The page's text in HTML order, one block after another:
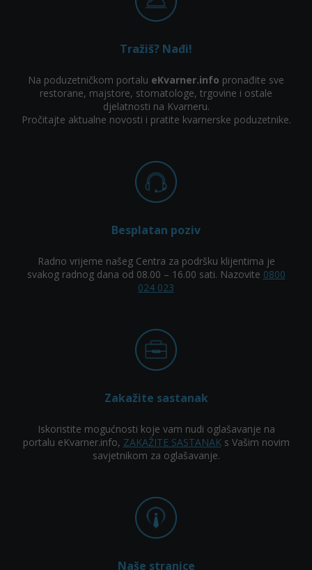
Tražiš? Nađi!
Na poduzetničkom portalu eKvarner.info pronađite sve
restorane, majstore, stomatologe, trgovine i ostale
djelatnosti na Kvarneru.
Pročitajte aktualne novosti i pratite kvarnerske poduzetnike.
Besplatan poziv
Radno vrijeme našeg Centra za podršku klijentima je
svakog radnog dana od 08.00 – 16.00 sati. Nazovite 0800
024 023
Zakažite sastanak
Iskoristite mogućnosti koje vam nudi oglašavanje na
portalu eKvarner.info, ZAKAŽITE SASTANAKs Vašim novim
savjetnikom za oglašavanje.
Naše stranice